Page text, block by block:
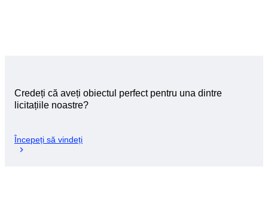
Credeți că aveți obiectul perfect pentru una dintre
licitațiile noastre?
Începeți să vindeți